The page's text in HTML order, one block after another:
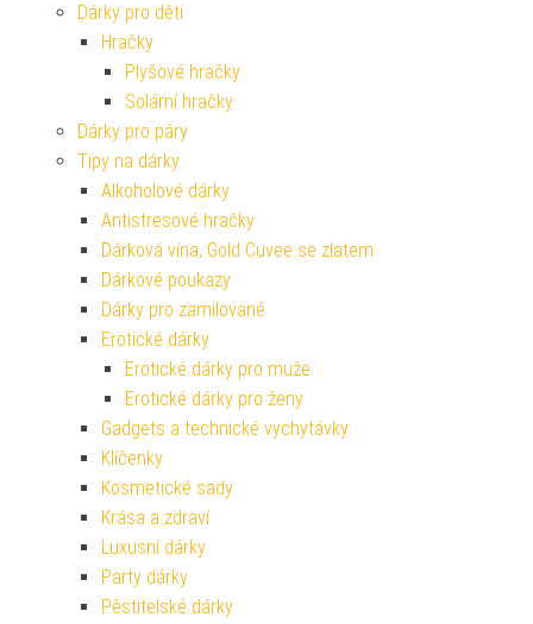
Dárky pro děti
Hračky
Plyšové hračky
Solární hračky
Dárky pro páry
Tipy na dárky
Alkoholové dárky
Antistresové hračky
Dárková vína, Gold Cuvee se zlatem
Dárkové poukazy
Dárky pro zamilované
Erotické dárky
Erotické dárky pro muže
Erotické dárky pro ženy
Gadgets a technické vychytávky
Klíčenky
Kosmetické sady
Krása a zdraví
Luxusní dárky
Party dárky
Pěstitelské dárky